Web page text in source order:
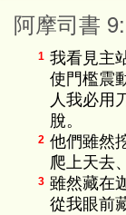
阿摩司書
1 我看見主
使門檻震
人我必用
脫。
2 他們雖然
爬上天去
3 雖然藏在
從我眼前